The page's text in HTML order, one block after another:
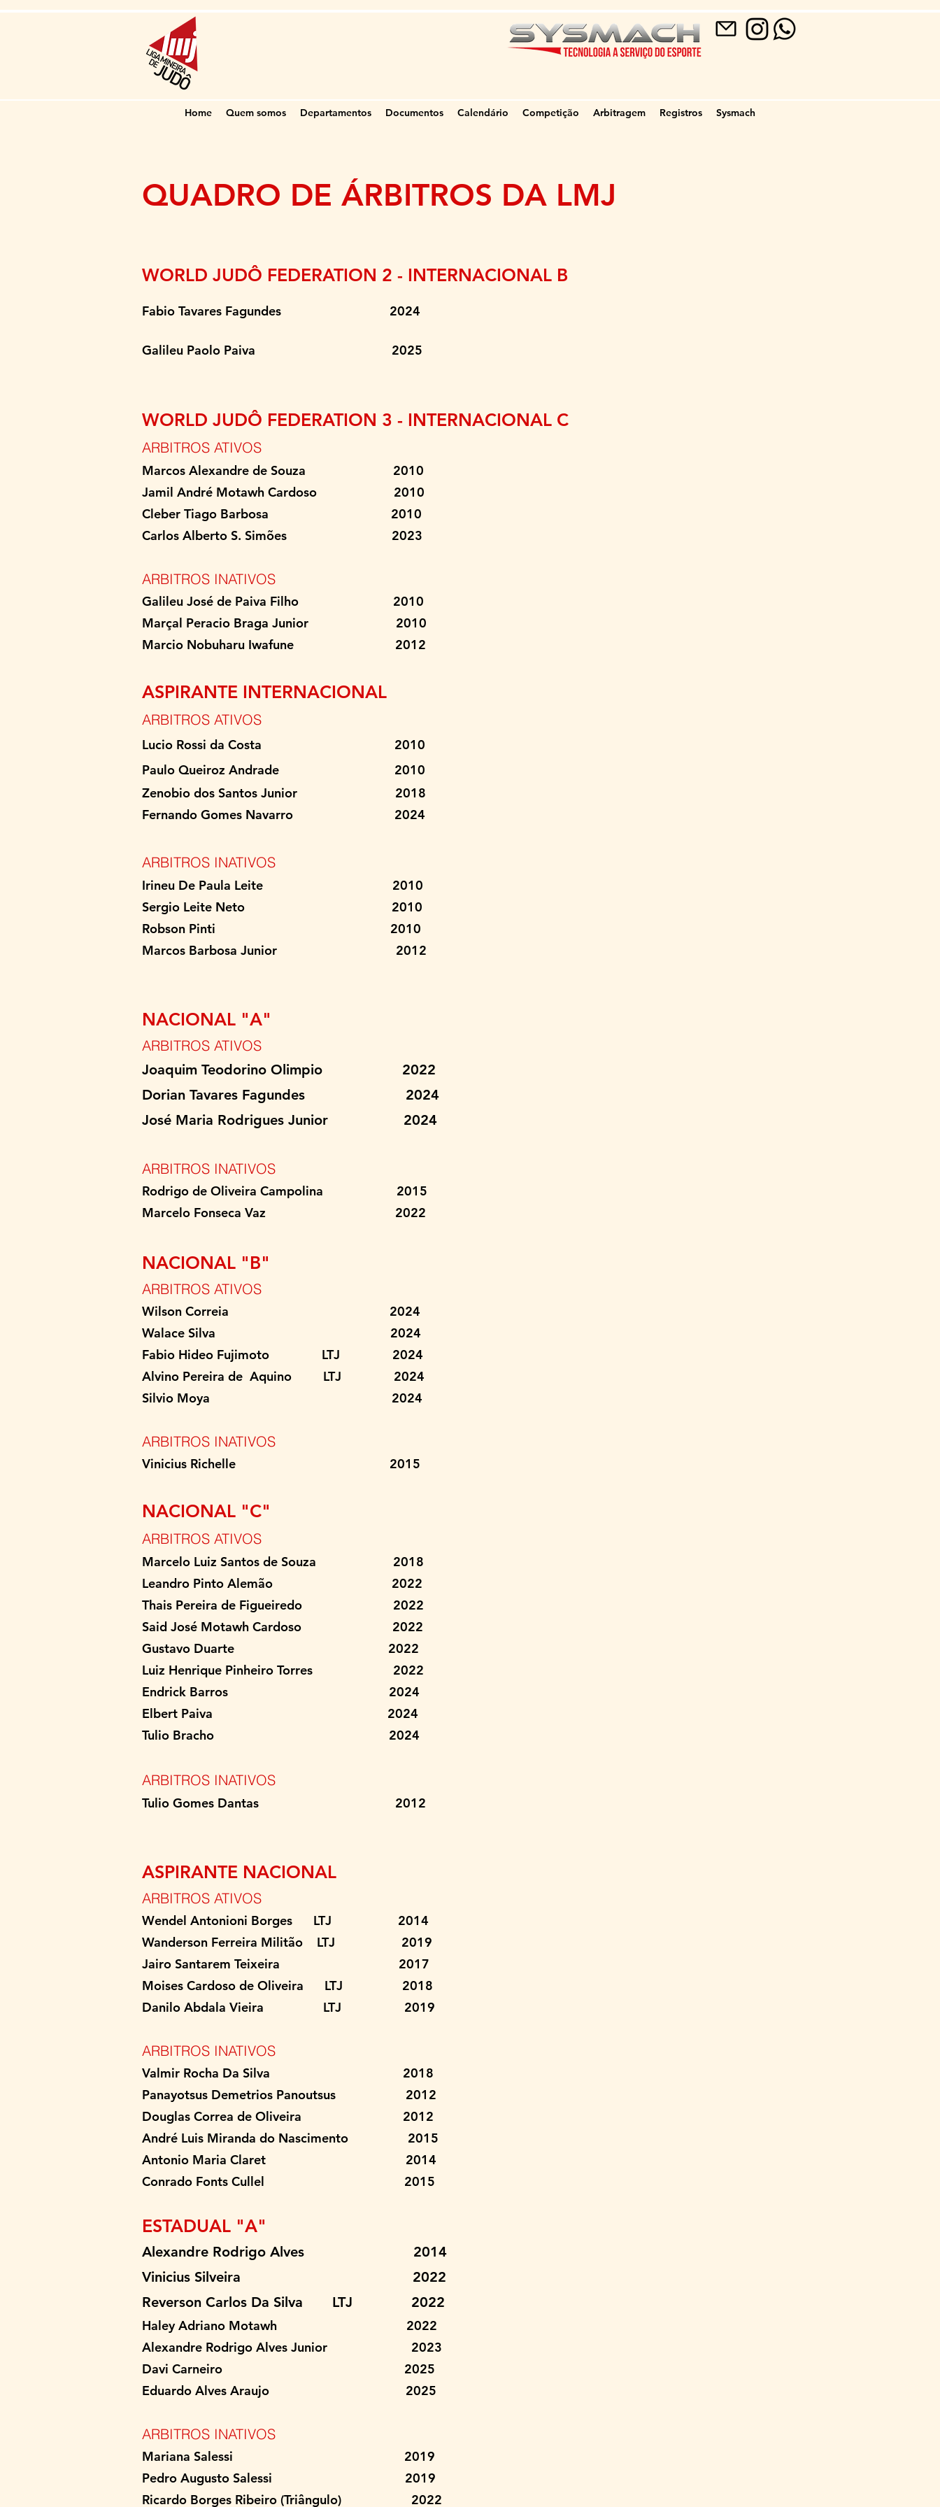
Home Quem somos Departamentos Documentos Calendário Competição Arbitragem Registros Sysmach
QUADRO DE ÁRBITROS DA LMJ
WORLD JUDÔ FEDERATION 2 - INTERNACIONAL B
Fabio Tavares Fagundes 2024
Galileu Paolo Paiva 2025
WORLD JUDÔ FEDERATION 3 - INTERNACIONAL C
ARBITROS ATIVOS
Marcos Alexandre de Souza 2010
Jamil André Motawh Cardoso 2010
Cleber Tiago Barbosa 2010
Carlos Alberto S. Simões 2023
ARBITROS INATIVOS
Galileu José de Paiva Filho 2010
Marçal Peracio Braga Junior 2010
Marcio Nobuharu Iwafune 2012
ASPIRANTE INTERNACIONAL
ARBITROS ATIVOS
Lucio Rossi da Costa 2010
Paulo Queiroz Andrade 2010
Zenobio dos Santos Junior 2018
Fernando Gomes Navarro 2024
ARBITROS INATIVOS
Irineu De Paula Leite 2010
Sergio Leite Neto 2010
Robson Pinti 2010
Marcos Barbosa Junior 2012
NACIONAL "A"
ARBITROS ATIVOS
Joaquim Teodorino Olimpio 2022
Dorian Tavares Fagundes 2024
José Maria Rodrigues Junior 2024
ARBITROS INATIVOS
Rodrigo de Oliveira Campolina 2015
​Marcelo Fonseca Vaz 2022
NACIONAL "B"
ARBITROS ATIVOS
Wilson Correia 2024
Walace Silva 2024
Fabio Hideo Fujimoto LTJ 2024
Alvino Pereira de Aquino LTJ 2024
Silvio Moya 2024
ARBITROS INATIVOS
Vinicius Richelle 2015
NACIONAL "C"
ARBITROS ATIVOS
Marcelo Luiz Santos de Souza 2018
Leandro Pinto Alemão 2022
Thais Pereira de Figueiredo 2022
Said José Motawh Cardoso 2022
Gustavo Duarte 2022
Luiz Henrique Pinheiro Torres 2022
Endrick Barros 2024
Elbert Paiva 2024
Tulio Bracho 2024
ARBITROS INATIVOS
Tulio Gomes Dantas 2012
ASPIRANTE NACIONAL
ARBITROS ATIVOS
Wendel Antonioni Borges LTJ 2014
Wanderson Ferreira Militão LTJ 2019
Jairo Santarem Teixeira 2017
Moises Cardoso de Oliveira LTJ 2018
Danilo Abdala Vieira LTJ 2019
ARBITROS INATIVOS
Valmir Rocha Da Silva 2018
Panayotsus Demetrios Panoutsus 2012
Douglas Correa de Oliveira 2012
André Luis Miranda do Nascimento 2015
Antonio Maria Claret 2014
Conrado Fonts Cullel 2015
ESTADUAL "A"
Alexandre Rodrigo Alves 2014
Vinicius Silveira 2022
Reverson Carlos Da Silva LTJ 2022
Haley Adriano Motawh 2022
Alexandre Rodrigo Alves Junior 2023
Davi Carneiro 2025
Eduardo Alves Araujo 2025
ARBITROS INATIVOS
Mariana Salessi 2019
Pedro Augusto Salessi 2019
Ricardo Borges Ribeiro (Triângulo) 2022